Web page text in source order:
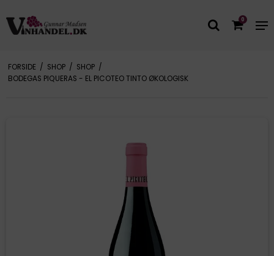
0
FORSIDE / SHOP / SHOP /
BODEGAS PIQUERAS - EL PICOTEO TINTO ØKOLOGISK